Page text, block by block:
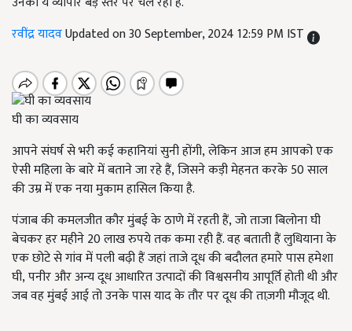
रवींद्र यादवUpdated on 30 September, 2024 12:59 PM IST
घी का व्यवसाय
आपने संघर्ष से भरी कई कहानियां सुनी होंगी,लेकिन आज हम आपको एक
ऐसी महिला के बारे में बताने जा रहे हैं,जिसने कड़ी मेहनत करके 50 साल
की उम्र में एक नया मुकाम हासिल किया है.
पंजाब की कमलजीत कौर मुंबई के ठाणे में रहती हैं,जो ताजा बिलोना घी
बेचकर हर महीने 20 लाख रुपये तक कमा रही हैं. वह बताती हैं लुधियाना के
एक छोटे से गांव में पली बढ़ी हैं जहां ताजे दूध की बदौलत हमारे पास हमेशा
घी,पनीर और अन्य दूध आधारित उत्पादों की विश्वसनीय आपूर्ति होती थी और
जब वह मुंबई आई तो उनके पास याद के तौर पर दूध की ताज़गी मौजूद थी.